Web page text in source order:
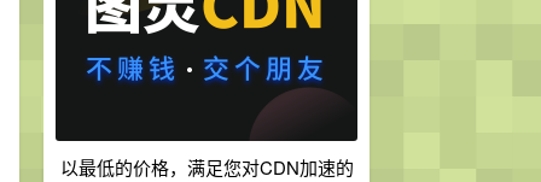
以最低的价格，满足您对CDN加速的